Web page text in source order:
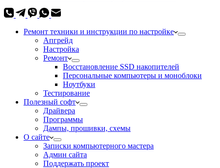
Ремонт техники и инструкции по настройке
Апгрейд
Настройка
Ремонт
Восстановление SSD накопителей
Персональные компьютеры и моноблоки
Ноутбуки
Тестирование
Полезный софт
Драйвера
Программы
Дампы, прошивки, схемы
О сайте
Записки компьютерного мастера
Админ сайта
Поддержать проект